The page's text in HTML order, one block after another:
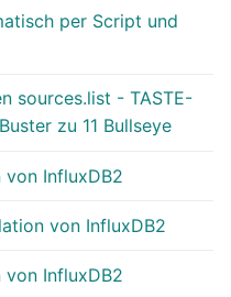
per Script und
sources.list - TASTE-
zu 11 Bullseye
von InfluxDB2
von InfluxDB2
von InfluxDB2